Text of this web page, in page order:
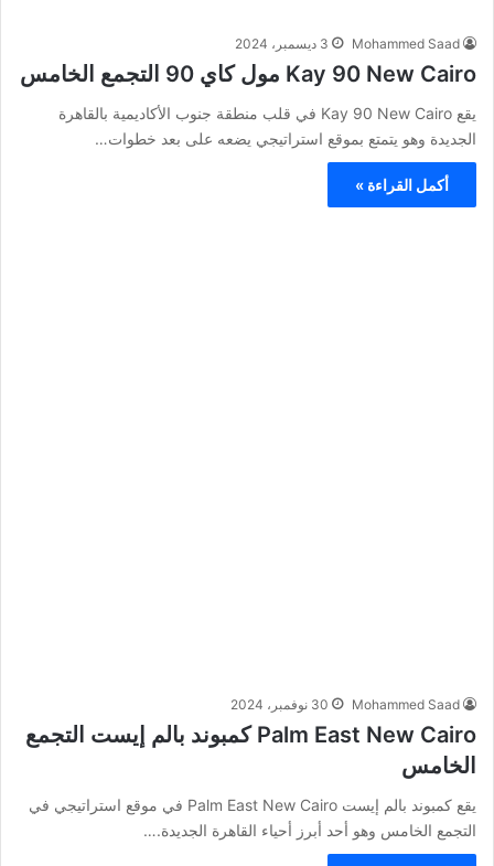
Mohammed Saad 3 ديسمبر، 2024
Kay 90 New Cairo مول كاي 90 التجمع الخامس
يقع Kay 90 New Cairo في قلب منطقة جنوب الأكاديمية بالقاهرة
الجديدة وهو يتمتع بموقع استراتيجي يضعه على بعد خطوات…
أكمل القراءة »
Mohammed Saad 30 نوفمبر، 2024
Palm East New Cairo كمبوند بالم إيست التجمع
الخامس
يقع كمبوند بالم إيست Palm East New Cairo في موقع استراتيجي في
التجمع الخامس وهو أحد أبرز أحياء القاهرة الجديدة.…